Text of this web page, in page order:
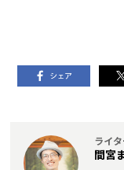
ライ
間宮